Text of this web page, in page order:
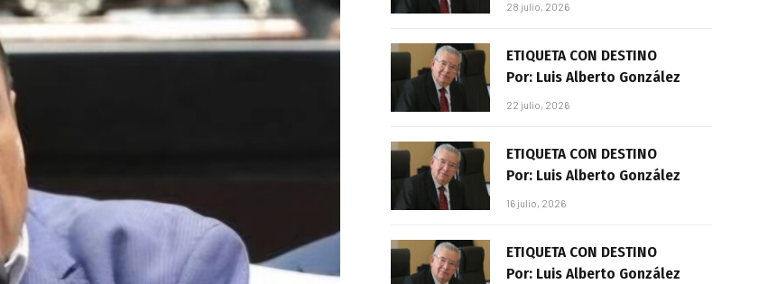
28 julio, 2026
ETIQUETA CON DESTINO
Por: Luis Alberto González
22 julio, 2026
ETIQUETA CON DESTINO
Por: Luis Alberto González
16 julio, 2026
ETIQUETA CON DESTINO
Por: Luis Alberto González